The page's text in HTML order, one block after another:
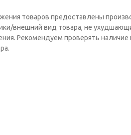
товаров предоставлены
внешний вид товара, не
Рекомендуем проверять